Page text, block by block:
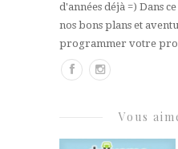
d'années déjà =) Dans
nos bons plans et
programmer votre
Vous